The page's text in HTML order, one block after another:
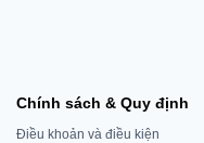
Chính sách & Quy định
Điều khoản và điều kiện